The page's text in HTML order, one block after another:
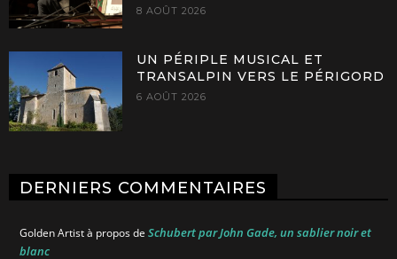
8 AOÛT 2026
UN PÉRIPLE MUSICAL ET
TRANSALPIN VERS LE PÉRIGORD
6 AOÛT 2026
DERNIERS COMMENTAIRES
Golden Artistà propos de Schubert par John Gade, un sablier noir et
blanc